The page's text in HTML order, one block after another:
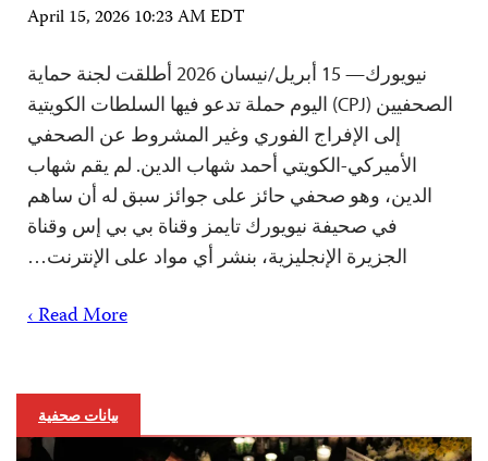
April 15, 2026 10:23 AM EDT
نيويورك— 15 أبريل/نيسان 2026 أطلقت لجنة حماية
الصحفيين (CPJ) اليوم حملة تدعو فيها السلطات الكويتية
إلى الإفراج الفوري وغير المشروط عن الصحفي
الأميركي-الكويتي أحمد شهاب الدين. لم يقم شهاب
الدين، وهو صحفي حائز على جوائز سبق له أن ساهم
في صحيفة نيويورك تايمز وقناة بي بي إس وقناة
الجزيرة الإنجليزية، بنشر أي مواد على الإنترنت…
Read More ›
بيانات صحفية